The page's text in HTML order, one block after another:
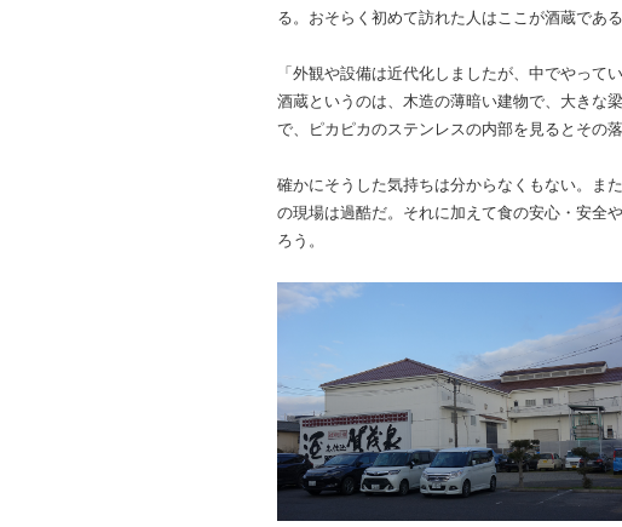
る。おそらく初めて訪れた人はここが酒蔵であ
「外観や設備は近代化しましたが、中でやっ
酒蔵というのは、木造の薄暗い建物で、大きな
で、ピカピカのステンレスの内部を見るとその
確かにそうした気持ちは分からなくもない。ま
の現場は過酷だ。それに加えて食の安心・安全
ろう。